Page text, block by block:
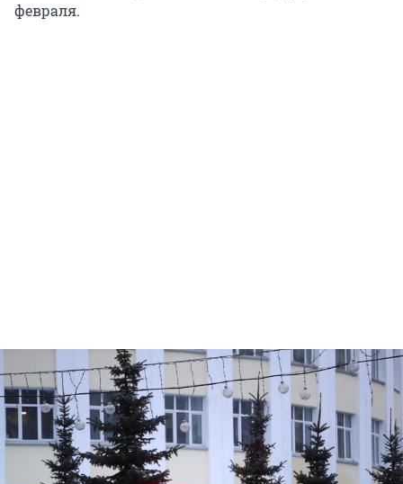
февраля.